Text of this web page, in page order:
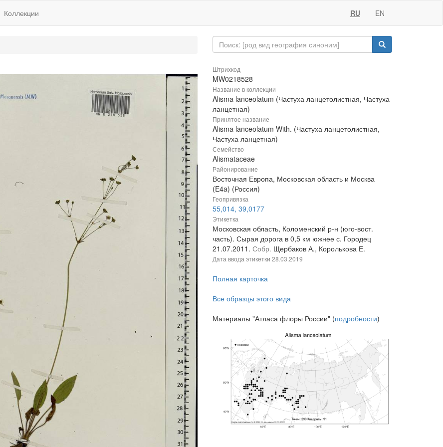
Коллекции RU EN
Штрихкод
MW0218528
Название в коллекции
Alisma lanceolatum (Частуха ланцетолистная, Частуха
ланцетная)
Принятое название
Alisma lanceolatum With. (Частуха ланцетолистная,
Частуха ланцетная)
Семейство
Alismataceae
Районирование
Восточная Европа, Московская область и Москва
(E4a) (Россия)
Геопривязка
55,014, 39,0177
Этикетка
Московская область, Коломенский р-н (юго-вост.
часть). Сырая дорога в 0,5 км южнее с. Городец
21.07.2011. Собр. Щербаков А., Королькова Е.
Дата ввода этикетки 28.03.2019
Полная карточка
Все образцы этого вида
Материалы "Атласа флоры России" (подробности)